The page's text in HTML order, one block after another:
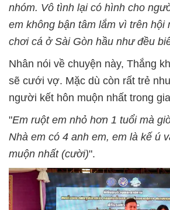
nhóm. Vô tình lại có hình cho
em không bận tâm lắm vì trên hội
chơi cá ở Sài Gòn hầu như đều
Nhân nói về chuyện này, Thắng
sẽ cưới vợ. Mặc dù còn rất trẻ
người kết hôn muộn nhất trong
"Em ruột em nhỏ hơn 1 tuổi mà
Nhà em có 4 anh em, em là kế ú
muộn nhất (cười)".